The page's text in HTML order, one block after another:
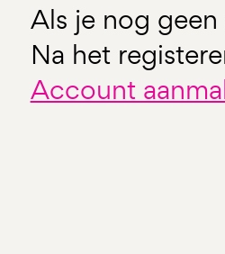
Als je nog
Na het
Account